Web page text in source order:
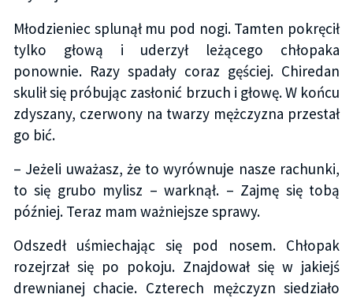
Młodzieniec splunął mu pod nogi. Tamten pokręcił
tylko głową i uderzył leżącego chłopaka
ponownie. Razy spadały coraz gęściej. Chiredan
skulił się próbując zasłonić brzuch i głowę. W końcu
zdyszany, czerwony na twarzy mężczyzna przestał
go bić.
– Jeżeli uważasz, że to wyrównuje nasze rachunki,
to się grubo mylisz – warknął. – Zajmę się tobą
później. Teraz mam ważniejsze sprawy.
Odszedł uśmiechając się pod nosem. Chłopak
rozejrzał się po pokoju. Znajdował się w jakiejś
drewnianej chacie. Czterech mężczyzn siedziało